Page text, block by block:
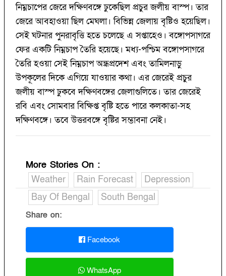
নিম্নচাপের জেরে দক্ষিণবঙ্গে ঢুকেছিল প্রচুর জলীয় বাস্প। তার
জেরে আবহাওয়া ছিল মেঘলা। বিভিন্ন জেলায় বৃষ্টিও হয়েছিল।
সেই ঘটনার পুনরাবৃত্তি হতে চলেছে এ সপ্তাহেও। বঙ্গোপসাগরে
ফের একটি নিম্নচাপ তৈরি হয়েছে। মধ্য-পশ্চিম বঙ্গোপসাগরে
তৈরি হওয়া সেই নিম্নচাপ অন্ধ্রপ্রদেশ এবং তামিলনাড়ু
উপকূলের দিকে এগিয়ে যাওয়ার কথা। এর জেরেই প্রচুর
জলীয় বাস্প ঢুকবে দক্ষিণবঙ্গের জেলাগুলিতে। তার জেরেই
রবি এবং সোমবার বিক্ষিপ্ত বৃষ্টি হতে পারে কলকাতা-সহ
দক্ষিণবঙ্গে। তবে উত্তরবঙ্গে বৃষ্টির সম্ভাবনা নেই।
More Stories On :
Weather
Rain Forecast
Depression
Bay Of Bengal
South Bengal
Share on:
Facebook
WhatsApp